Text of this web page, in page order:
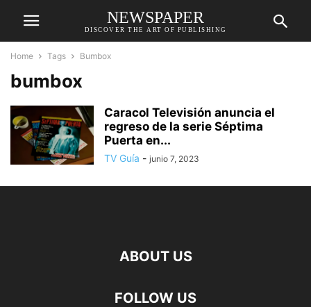
NEWSPAPER
DISCOVER THE ART OF PUBLISHING
Home Tags Bumbox
bumbox
Caracol Televisión anuncia el
regreso de la serie Séptima
Puerta en...
TV Guía - junio 7, 2023
ABOUT US
FOLLOW US